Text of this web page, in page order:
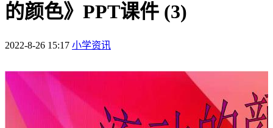
的颜色》PPT课件 (3)
2022-8-26 15:17 小学资讯